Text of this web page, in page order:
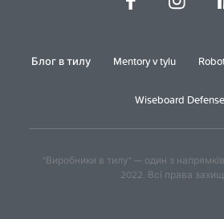
Блог в тилу Mentory v tylu
Wiseboard Defense
"Виробники в тилу" — один з
2022. Всі права